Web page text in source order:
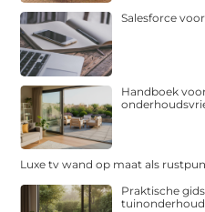
Salesforce
Handboek
Luxe tv wand op maat als
Praktische
tuinonderhoud